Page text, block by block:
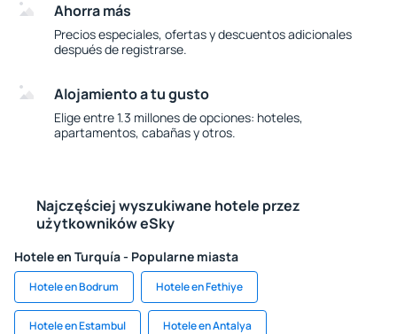
Ahorra más
Precios especiales, ofertas y descuentos adicionales
después de registrarse.
Alojamiento a tu gusto
Elige entre 1.3 millones de opciones: hoteles,
apartamentos, cabañas y otros.
Najczęściej wyszukiwane hotele przez
użytkowników eSky
Hotele en Turquía - Popularne miasta
Hotele en Bodrum Hotele en Fethiye
Hotele en Estambul Hotele en Antalya